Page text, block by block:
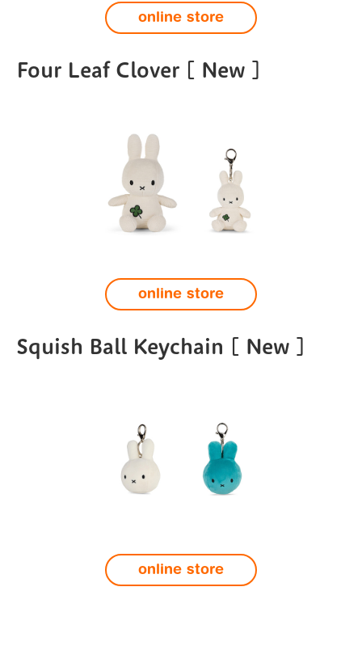
online store
Four Leaf Clover [ New ]
online store
Squish Ball Keychain [ New ]
online store